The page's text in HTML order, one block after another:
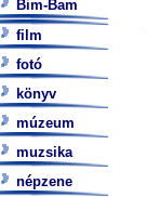
Bim-Bam
film
fotó
könyv
múzeum
muzsika
népzene